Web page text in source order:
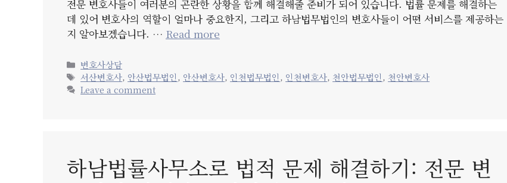
전문 변호사들이 여러분의 곤란한 상황을 함께 해결해줄 준비가 되어 있습니다. 법률 문제를 해결하는
데 있어 변호사의 역할이 얼마나 중요한지, 그리고 하남법무법인의 변호사들이 어떤 서비스를 제공하는
지 알아보겠습니다. … Read more
Categories
변호사상담
Tags
서산변호사, 안산법무법인, 안산변호사, 인천법무법인, 인천변호사, 천안법무법인, 천안변호사
Leave a comment
하남법률사무소로 법적 문제 해결하기: 전문 변